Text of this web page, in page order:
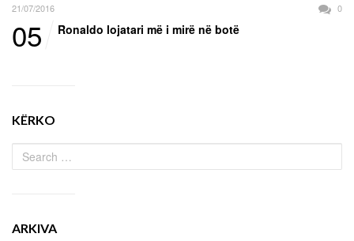
21/07/2016 0
05 Ronaldo lojatari më i mirë në botë
KËRKO
ARKIVA